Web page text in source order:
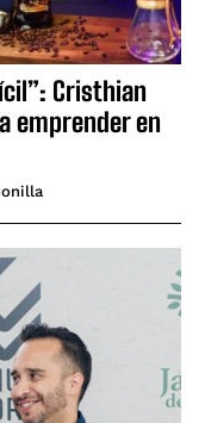
Cristhian
emprender en